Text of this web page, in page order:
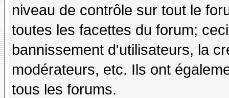
niveau de contrôle sur tout le
toutes les facettes du forum;
bannissement d'utilisateurs, la
modérateurs, etc. Ils ont
tous les forums.